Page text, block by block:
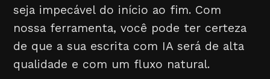
seja impecável do início ao fim. Com
nossa ferramenta, você pode ter certeza
de que a sua escrita com IA será de alta
qualidade e com um fluxo natural.